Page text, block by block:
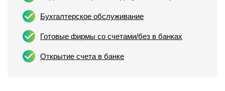
Бухгалтерское обслуживание
Готовые фирмы со счетами/без в банках
Открытие счета в банке